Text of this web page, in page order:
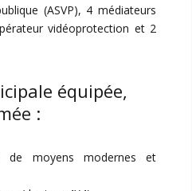
(ASVP), 4 médiateurs
vidéoprotection et 2
équipée,
:
de moyens modernes et